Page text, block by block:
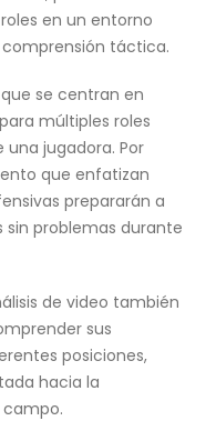
en un entorno
táctica.
se centran en
múltiples roles
jugadora. Por
que enfatizan
prepararán a
sin problemas durante
de video también
sus
posiciones,
hacia la